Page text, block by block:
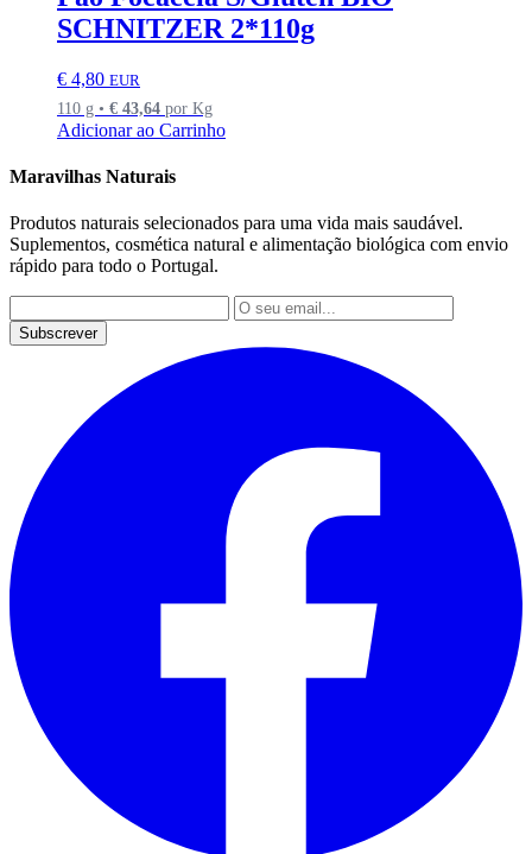
SCHNITZER 2*110g
€ 4,80 EUR
110 g • € 43,64 por Kg
Adicionar ao Carrinho
Maravilhas Naturais
Produtos naturais selecionados para uma vida mais saudável.
Suplementos, cosmética natural e alimentação biológica com envio
rápido para todo o Portugal.
Subscrever